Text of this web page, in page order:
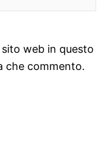
sito web in questo
che commento.